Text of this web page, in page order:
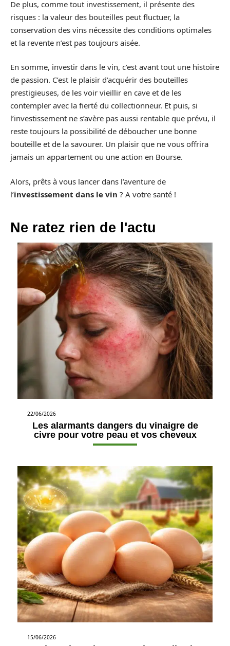
De plus, comme tout investissement, il présente des
risques : la valeur des bouteilles peut fluctuer, la
conservation des vins nécessite des conditions optimales
et la revente n’est pas toujours aisée.
En somme, investir dans le vin, c’est avant tout une histoire
de passion. C’est le plaisir d’acquérir des bouteilles
prestigieuses, de les voir vieillir en cave et de les
contempler avec la fierté du collectionneur. Et puis, si
l’investissement ne s’avère pas aussi rentable que prévu, il
reste toujours la possibilité de déboucher une bonne
bouteille et de la savourer. Un plaisir que ne vous offrira
jamais un appartement ou une action en Bourse.
Alors, prêts à vous lancer dans l’aventure de
l’investissement dans le vin ? A votre santé !
Ne ratez rien de l'actu
22/06/2026
Les alarmants dangers du vinaigre de
civre pour votre peau et vos cheveux
15/06/2026